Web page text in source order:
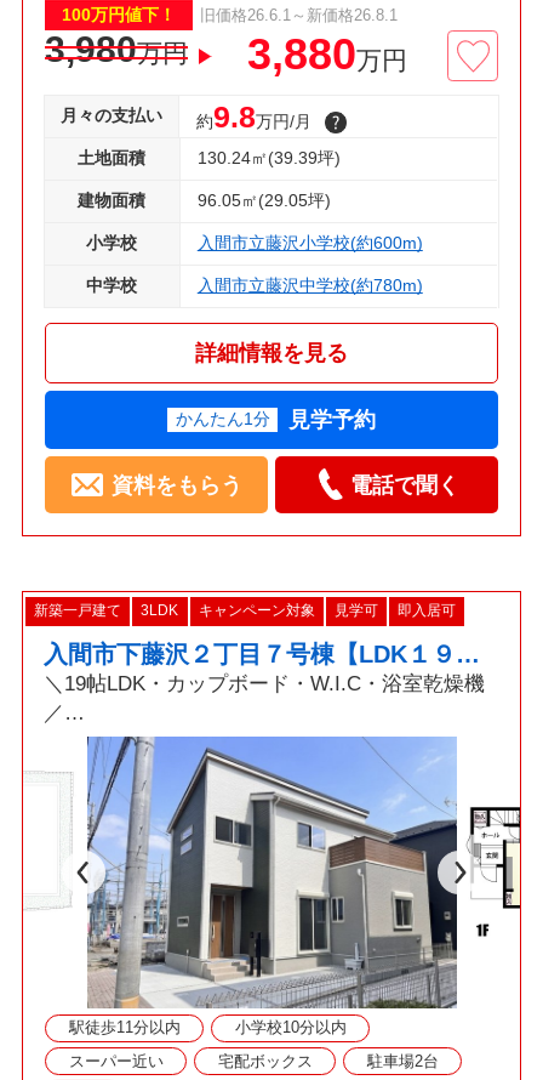
100万円値下！ 旧価格26.6.1～新価格26.8.1
3,980万円 3,880万円
月々の支払い 約9.8万円/月
土地面積 130.24㎡(39.39坪)
建物面積 96.05㎡(29.05坪)
小学校 入間市立藤沢小学校(約600m)
中学校 入間市立藤沢中学校(約780m)
詳細情報を見る
かんたん1分 見学予約
資料をもらう 電話で聞く
新築一戸建て 3LDK キャンペーン対象 見学可 即入居可
入間市下藤沢２丁目７号棟【LDK１９帖・ウォークインクローゼット】
＼19帖LDK・カップボード・W.I.C・浴室乾燥機
／
■建物建築中の為、いつでもご見学可能です！
■資料請求・ご見学をご希望の際はお気軽にお問
い合わせください！
駅徒歩11分以内
小学校10分以内
スーパー近い
宅配ボックス
駐車場2台